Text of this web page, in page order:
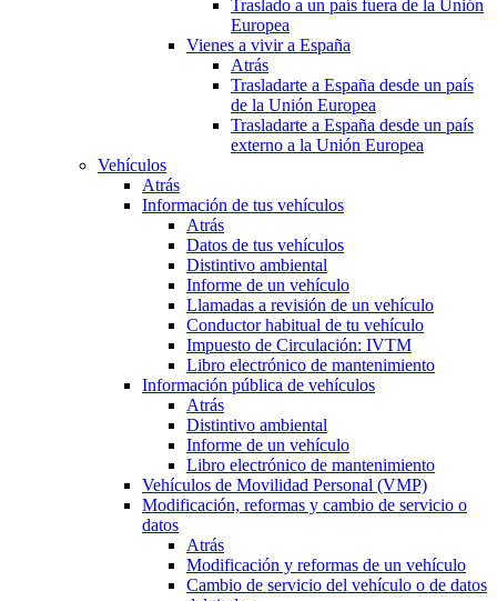
Traslado a un país fuera de la Unión
Europea
Vienes a vivir a España
Atrás
Trasladarte a España desde un país
de la Unión Europea
Trasladarte a España desde un país
externo a la Unión Europea
Vehículos
Atrás
Información de tus vehículos
Atrás
Datos de tus vehículos
Distintivo ambiental
Informe de un vehículo
Llamadas a revisión de un vehículo
Conductor habitual de tu vehículo
Impuesto de Circulación: IVTM
Libro electrónico de mantenimiento
Información pública de vehículos
Atrás
Distintivo ambiental
Informe de un vehículo
Libro electrónico de mantenimiento
Vehículos de Movilidad Personal (VMP)
Modificación, reformas y cambio de servicio o
datos
Atrás
Modificación y reformas de un vehículo
Cambio de servicio del vehículo o de datos